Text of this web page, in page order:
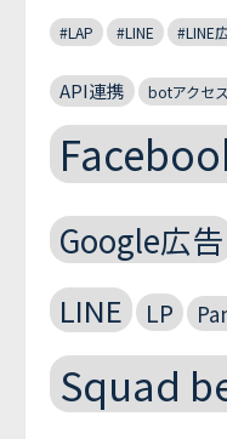
#LAP #LINE #LINE
API連携 botアクセス
Google広告
LINE LP
Squad